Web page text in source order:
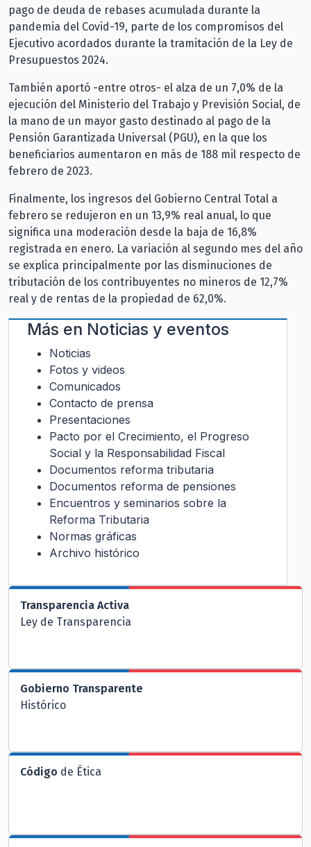
pago de deuda de rebases acumulada durante la
pandemia del Covid-19, parte de los compromisos del
Ejecutivo acordados durante la tramitación de la Ley de
Presupuestos 2024.
También aportó -entre otros- el alza de un 7,0% de la
ejecución del Ministerio del Trabajo y Previsión Social, de
la mano de un mayor gasto destinado al pago de la
Pensión Garantizada Universal (PGU), en la que los
beneficiarios aumentaron en más de 188 mil respecto de
febrero de 2023.
Finalmente, los ingresos del Gobierno Central Total a
febrero se redujeron en un 13,9% real anual, lo que
significa una moderación desde la baja de 16,8%
registrada en enero. La variación al segundo mes del año
se explica principalmente por las disminuciones de
tributación de los contribuyentes no mineros de 12,7%
real y de rentas de la propiedad de 62,0%.
Más en Noticias y eventos
Noticias
Fotos y videos
Comunicados
Contacto de prensa
Presentaciones
Pacto por el Crecimiento, el Progreso
Social y la Responsabilidad Fiscal
Documentos reforma tributaria
Documentos reforma de pensiones
Encuentros y seminarios sobre la
Reforma Tributaria
Normas gráficas
Archivo histórico
Transparencia Activa
Ley de Transparencia
Gobierno Transparente
Histórico
Código de Ética